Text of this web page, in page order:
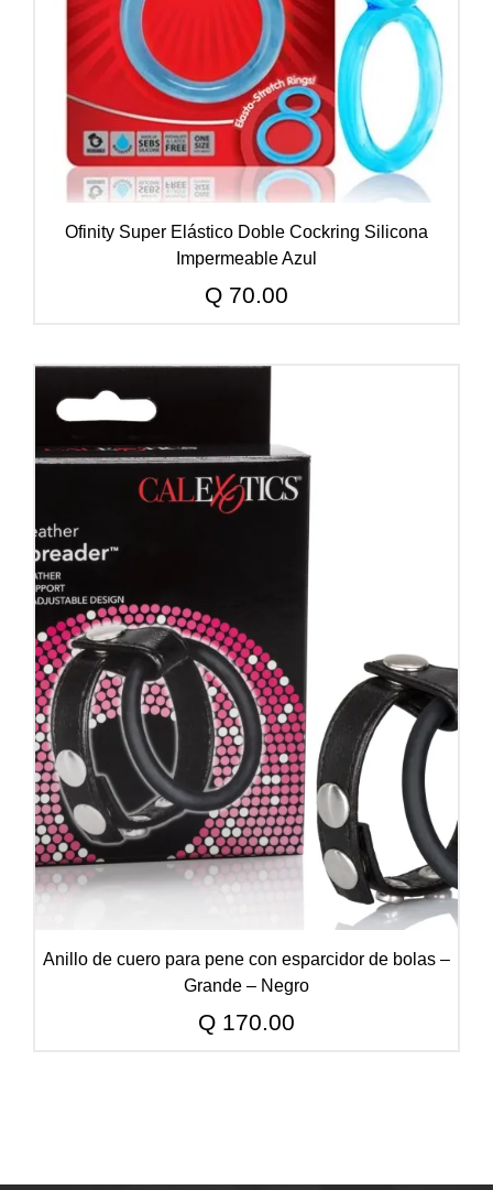
Ofinity Super Elástico Doble Cockring Silicona
Impermeable Azul
Q 70.00
Anillo de cuero para pene con esparcidor de bolas –
Grande – Negro
Q 170.00